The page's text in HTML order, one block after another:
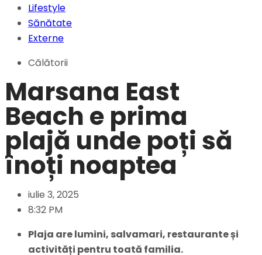
Lifestyle
Sănătate
Externe
Călătorii
Marsana East
Beach e prima
plajă unde poți să
înoți noaptea
iulie 3, 2025
8:32 PM
Plaja are lumini, salvamari, restaurante și
activități pentru toată familia.